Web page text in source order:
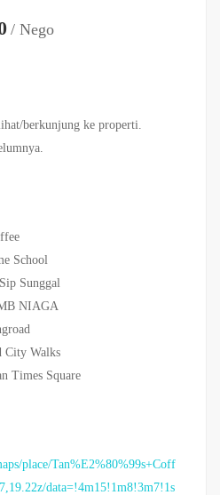
/ Nego
berkunjung ke properti.
School
Sunggal
NIAGA
City Walks
Times Square
place/Tan%E2%80%99s+Coff
data=!4m15!1m8!3m7!1s